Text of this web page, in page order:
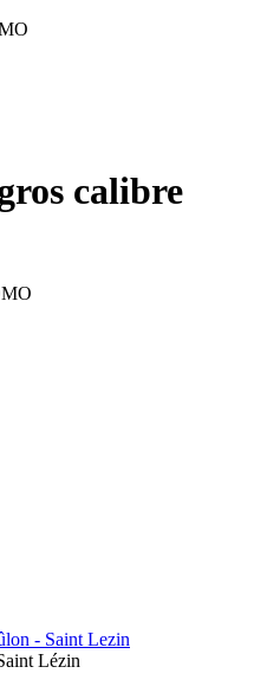
calibre
- Saint Lezin
Lézin